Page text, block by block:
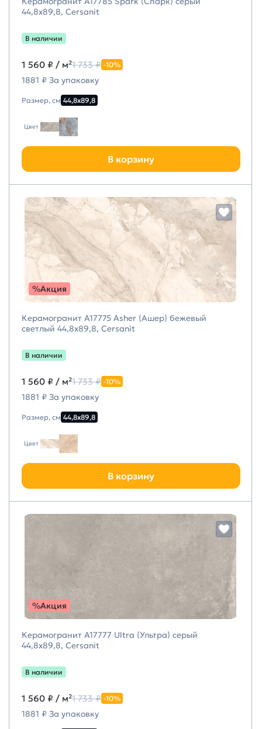
44,8х89,8, Cersanit
В наличии
1 560 ₽ / м²1 733 ₽ -10%
1881 ₽ За упаковку
Размер, см 44,8х89,8
Цвет
В корзину
%Акция
Керамогранит A17775 Asher (Ашер) бежевый
светлый 44,8х89,8, Cersanit
В наличии
1 560 ₽ / м²1 733 ₽ -10%
1881 ₽ За упаковку
Размер, см 44,8х89,8
Цвет
В корзину
%Акция
Керамогранит A17777 Ultra (Ультра) серый
44,8х89,8, Cersanit
В наличии
1 560 ₽ / м²1 733 ₽ -10%
1881 ₽ За упаковку